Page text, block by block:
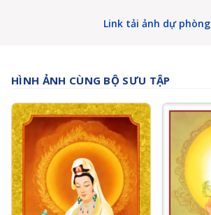
Link tải ảnh dự phòng
HÌNH ẢNH CÙNG BỘ SƯU TẬP